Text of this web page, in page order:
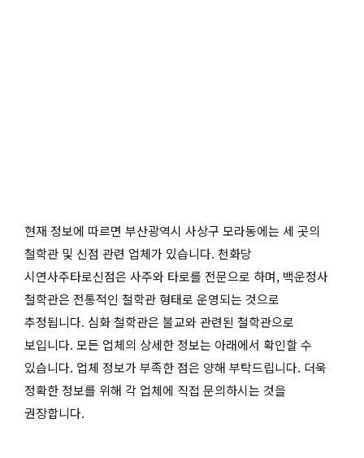
현재 정보에 따르면 부산광역시 사상구 모라동에는 세 곳의
철학관 및 신점 관련 업체가 있습니다. 천화당
시연사주타로신점은 사주와 타로를 전문으로 하며, 백운정사
철학관은 전통적인 철학관 형태로 운영되는 것으로
추정됩니다. 심화 철학관은 불교와 관련된 철학관으로
보입니다. 모든 업체의 상세한 정보는 아래에서 확인할 수
있습니다. 업체 정보가 부족한 점은 양해 부탁드립니다. 더욱
정확한 정보를 위해 각 업체에 직접 문의하시는 것을
권장합니다.